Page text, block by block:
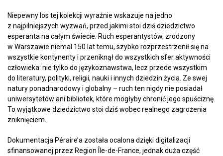
Niepewny los tej kolekcji wyraźnie wskazuje na jedno
z najpilniejszych wyzwań, przed jakimi stoi dziś dziedzictwo
esperanta na całym świecie. Ruch esperantystów, zrodzony
w Warszawie niemal 150 lat temu, szybko rozprzestrzenił się na
wszystkie kontynenty i przeniknął do wszystkich sfer aktywności
człowieka: nie tylko do językoznawstwa, lecz przede wszystkim
do literatury, polityki, religii, nauki i innych dziedzin życia. Ze swej
natury ponadnarodowy i globalny – ruch ten nigdy nie posiadał
uniwersytetów ani bibliotek, które mogłyby chronić jego spuściznę.
To wyjątkowe dziedzictwo stoi dziś wobec realnego zagrożenia
zniknięciem.
Dokumentacja Péraire’a została ocalona dzięki digitalizacji
sfinansowanej przez Region Île-de-France, jednak duża część